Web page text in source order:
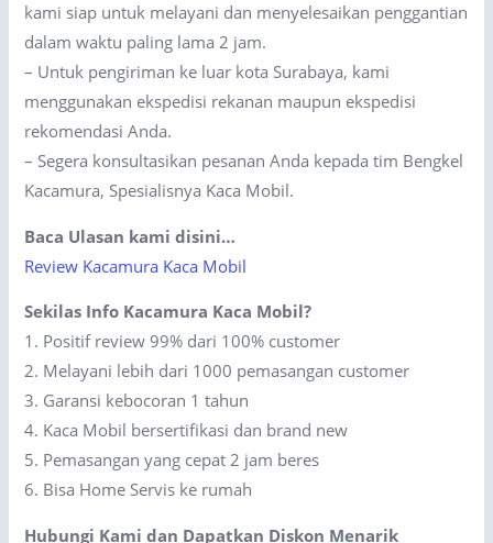
kami siap untuk melayani dan menyelesaikan penggantian
dalam waktu paling lama 2 jam.
– Untuk pengiriman ke luar kota Surabaya, kami
menggunakan ekspedisi rekanan maupun ekspedisi
rekomendasi Anda.
– Segera konsultasikan pesanan Anda kepada tim Bengkel
Kacamura, Spesialisnya Kaca Mobil.
Baca Ulasan kami disini…
Review Kacamura Kaca Mobil
Sekilas Info Kacamura Kaca Mobil?
1. Positif review 99% dari 100% customer
2. Melayani lebih dari 1000 pemasangan customer
3. Garansi kebocoran 1 tahun
4. Kaca Mobil bersertifikasi dan brand new
5. Pemasangan yang cepat 2 jam beres
6. Bisa Home Servis ke rumah
Hubungi Kami dan Dapatkan Diskon Menarik